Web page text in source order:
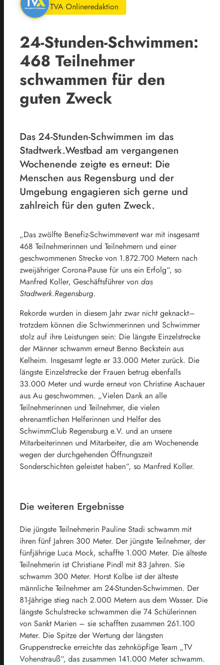
TVA Onlineredaktion
24-Stunden-Schwimmen:
468 Teilnehmer
schwammen für den
guten Zweck
Das 24-Stunden-Schwimmen im das
Stadtwerk.Westbad am vergangenen
Wochenende zeigte es erneut: Die
Menschen aus Regensburg und der
Umgebung engagieren sich gerne und
zahlreich für den guten Zweck.
„Das zwölfte Benefiz-Schwimmevent war mit insgesamt
468 Teilnehmerinnen und Teilnehmern und einer
geschwommenen Strecke von 1.872.700 Metern nach
zweijähriger Corona-Pause für uns ein Erfolg“, so
Manfred Koller, Geschäftsführer von das
Stadtwerk.Regensburg.
Rekorde wurden in diesem Jahr zwar nicht geknackt–
trotzdem können die Schwimmerinnen und Schwimmer
stolz auf ihre Leistungen sein: Die längste Einzelstrecke
der Männer schwamm erneut Benno Beckstein aus
Kelheim. Insgesamt legte er 33.000 Meter zurück. Die
längste Einzelstrecke der Frauen betrug ebenfalls
33.000 Meter und wurde erneut von Christine Aschauer
aus Au geschwommen. „Vielen Dank an alle
Teilnehmerinnen und Teilnehmer, die vielen
ehrenamtlichen Helferinnen und Helfer des
SchwimmClub Regensburg e.V. und an unsere
Mitarbeiterinnen und Mitarbeiter, die am Wochenende
wegen der durchgehenden Öffnungszeit
Sonderschichten geleistet haben“, so Manfred Koller.
Die weiteren Ergebnisse
Die jüngste Teilnehmerin Pauline Stadi schwamm mit
ihren fünf Jahren 300 Meter. Der jüngste Teilnehmer, der
fünfjährige Luca Mock, schaffte 1.000 Meter. Die älteste
Teilnehmerin ist Christiane Pindl mit 83 Jahren. Sie
schwamm 300 Meter. Horst Kolbe ist der älteste
männliche Teilnehmer am 24-Stunden-Schwimmen. Der
81-Jährige stieg nach 2.000 Metern aus dem Wasser. Die
längste Schulstrecke schwammen die 74 Schülerinnen
von Sankt Marien – sie schafften zusammen 261.100
Meter. Die Spitze der Wertung der längsten
Gruppenstrecke erreichte das zehnköpfige Team „TV
Vohenstrauß“, das zusammen 141.000 Meter schwamm.